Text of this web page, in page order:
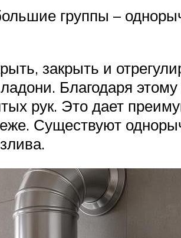
группы –
закрыть и
Благодаря
рук. Это дает
Существуют